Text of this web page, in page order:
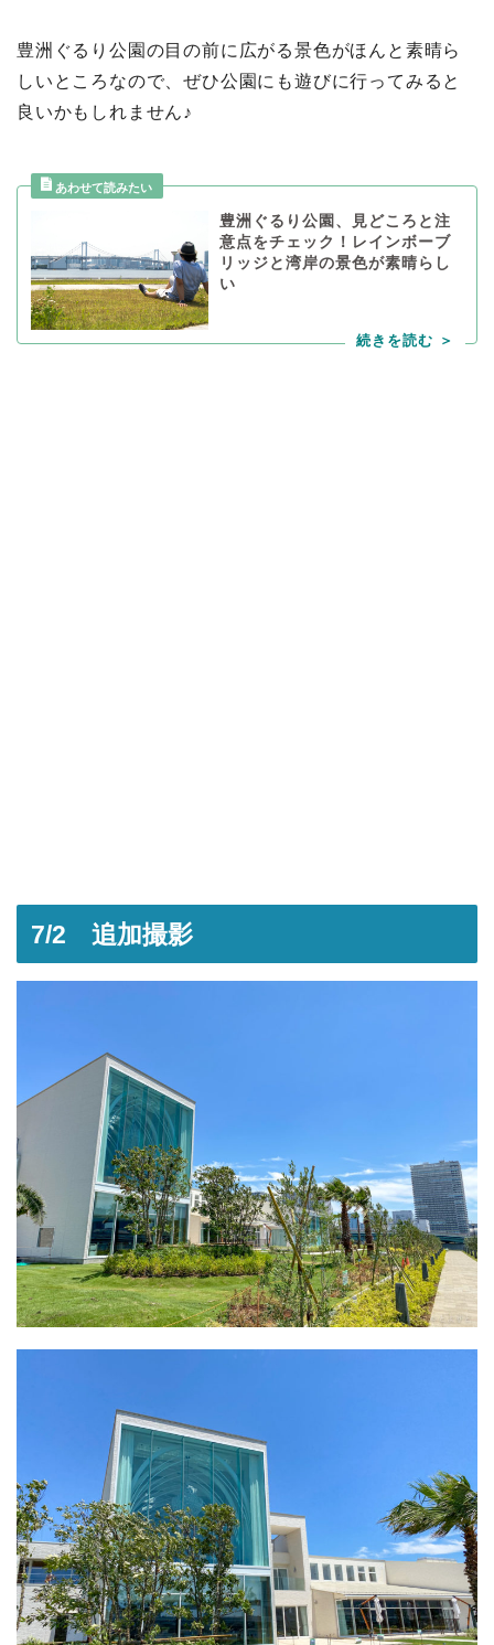
豊洲ぐるり公園の目の前に広がる景色がほんと素晴ら
しいところなので、ぜひ公園にも遊びに行ってみると
良いかもしれません♪
豊洲ぐるり公園、見どころと注
意点をチェック！レインボーブ
リッジと湾岸の景色が素晴らし
い
7/2 追加撮影